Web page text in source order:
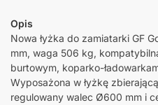
Opis
Nowa łyżka do zamiatarki GF
mm, waga 506 kg,
burtowym, koparko-
Wyposażona w łyżkę
regulowany walec Ø600 mm i